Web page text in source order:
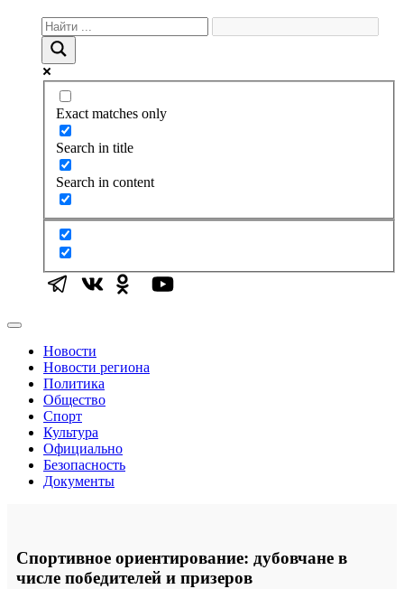
Exact matches only
Search in title
Search in content
Новости
Новости региона
Политика
Общество
Спорт
Культура
Официально
Безопасность
Документы
Спортивное ориентирование: дубовчане в
числе победителей и призеров